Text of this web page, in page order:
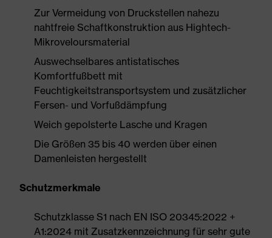
Zur Vermeidung von Druckstellen nahezu
nahtfreie Schaftkonstruktion aus Hightech-
Mikroveloursmaterial
Auswechselbares antistatisches
Komfortfußbett mit
Feuchtigkeitstransportsystem und zusätzlicher
Fersen- und Vorfußdämpfung
Weich gepolsterte Lasche und Kragen
Die Größen 35 bis 40 werden über einen
Damenleisten hergestellt
Schutzmerkmale
Schutzklasse S1 nach EN ISO 20345:2022 +
A1:2024 mit Zusatzkennzeichnung für sehr gute